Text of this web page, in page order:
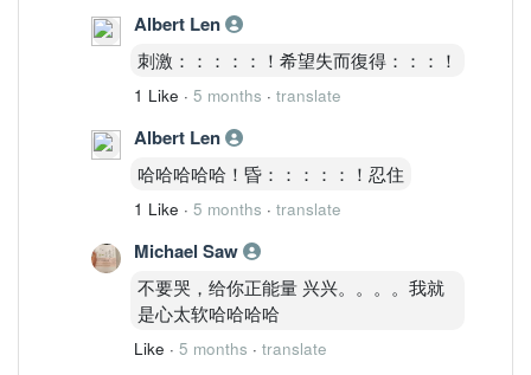
Albert Len
刺激：：：：：！希望失而復得：：：！
1 Like · 5 months · translate
Albert Len
哈哈哈哈哈！昏：：：：：！忍住
1 Like · 5 months · translate
Michael Saw
不要哭，给你正能量 兴兴。。。。我就
是心太软哈哈哈哈
Like · 5 months · translate